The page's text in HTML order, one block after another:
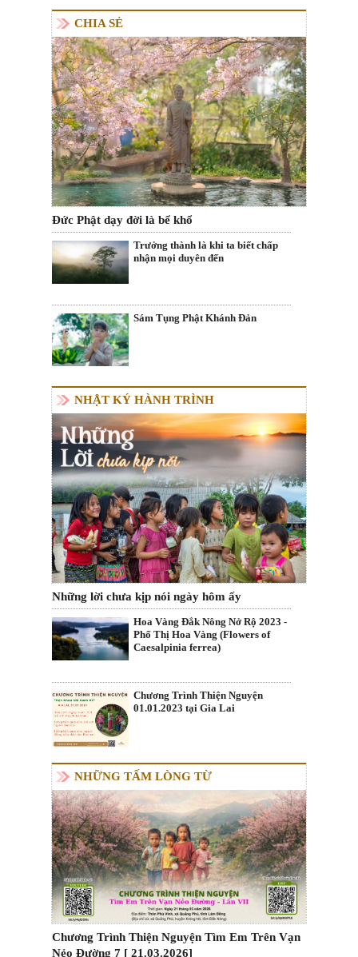
CHIA SẺ
Đức Phật dạy đời là bể khổ
Trưởng thành là khi ta biết chấp
nhận mọi duyên đến
Sám Tụng Phật Khánh Đản
NHẬT KÝ HÀNH TRÌNH
Những lời chưa kịp nói ngày hôm ấy
Hoa Vàng Đắk Nông Nở Rộ 2023 -
Phố Thị Hoa Vàng (Flowers of
Caesalpinia ferrea)
Chương Trình Thiện Nguyện
01.01.2023 tại Gia Lai
NHỮNG TẤM LÒNG TỪ
Chương Trình Thiện Nguyện Tìm Em Trên Vạn
Nẻo Đường 7 [ 21.03.2026]